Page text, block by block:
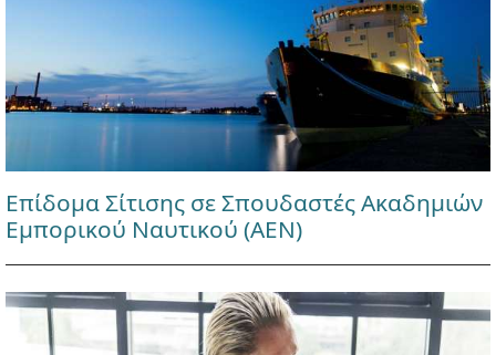
Επίδομα Σίτισης σε Σπουδαστές Ακαδημιών
Εμπορικού Ναυτικού (ΑΕΝ)